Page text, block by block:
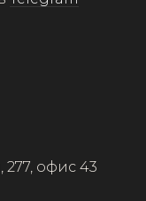
277, офис 43